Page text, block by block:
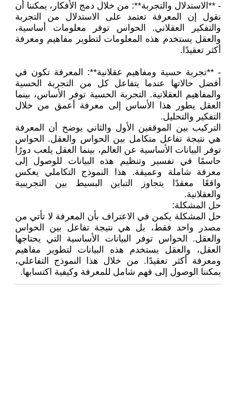
- **الاستدلال والتجربة**: من خلال دمج الأفكار، يمكننا أن
نقول إن المعرفة تعتمد على الاستدلال من التجربة
والتفكير العقلاني. الحواس توفر معلومات أساسية،
والعقل يستخدم هذه المعلومات لتطوير مفاهيم ومعرفة
أكثر تعقيدًا.
- **تجربة حسية ومفاهيم عقلانية**: المعرفة تكون في
أفضل حالاتها عندما يتفاعل كل من التجربة الحسية
والمفاهيم العقلانية. التجربة الحسية توفر الأساس، بينما
العقل يطور هذا الأساس إلى معرفة أعمق من خلال
التفكير والتحليل.
التركيب بين الموقفين الأول والثاني يوضح أن المعرفة
هي نتيجة تفاعل متكامل بين الحواس والعقل. الحواس
توفر البيانات الأساسية عن العالم، بينما العقل يلعب دورًا
حاسمًا في تفسير وتنظيم هذه البيانات للوصول إلى
معرفة شاملة وعميقة. هذا النموذج التكاملي يعكس
واقعًا معقدًا يتجاوز التباين البسيط بين التجريبية
والعقلانية.
حل المشكلة:
حل المشكلة يكمن في الاعتراف بأن المعرفة لا تأتي من
مصدر واحد فقط، بل هي نتيجة تفاعل بين الحواس
والعقل. الحواس توفر البيانات الأساسية التي يحتاجها
العقل، والعقل يستخدم هذه البيانات لتطوير مفاهيم
ومعرفة أكثر تعقيدًا. من خلال هذا النموذج التفاعلي،
يمكننا الوصول إلى فهم شامل للمعرفة وكيفية اكتسابها.